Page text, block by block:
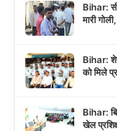
Bihar:
मारी
Bihar:
को मिले
Bihar:
खेल